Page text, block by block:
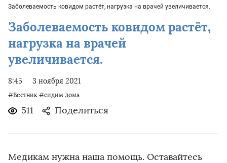
Заболеваемость ковидом растёт, нагрузка на врачей увеличивается.
Заболеваемость ковидом растёт,
нагрузка на врачей
увеличивается.
8:45 3 ноября 2021
#Вестник #сидим дома
511 Поделиться
️Медикам нужна наша помощь. Оставайтесь